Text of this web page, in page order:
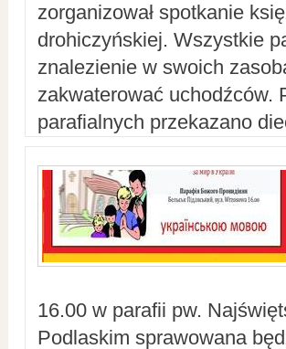
zorganizował spotkanie
drohiczyńskiej. Wszystkie
znalezienie w swoich
zakwaterować uchodźców.
parafialnych przekazano
16.00 w parafii pw.
Podlaskim sprawowana